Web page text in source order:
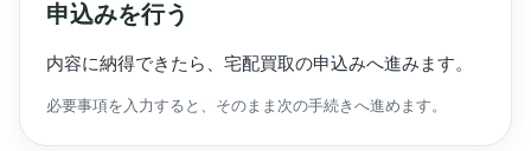
申込みを行う
内容に納得できたら、宅配買取の申込みへ進みます。
必要事項を入力すると、そのまま次の手続きへ進めます。